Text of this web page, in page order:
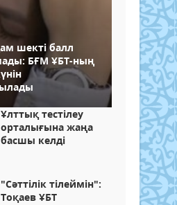
шекті балл
БҒМ ҰБТ-ның
Ұлттық тестілеу
орталығына жаңа
басшы келді
"Сәттілік тілеймін":
Тоқаев ҰБТ